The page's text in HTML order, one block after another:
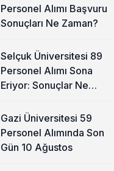
Personel Alımı Başvuru
Sonuçları Ne Zaman?
Selçuk Üniversitesi 89
Personel Alımı Sona
Eriyor: Sonuçlar Ne
Gazi Üniversitesi 59
Personel Alımında Son
Gün 10 Ağustos